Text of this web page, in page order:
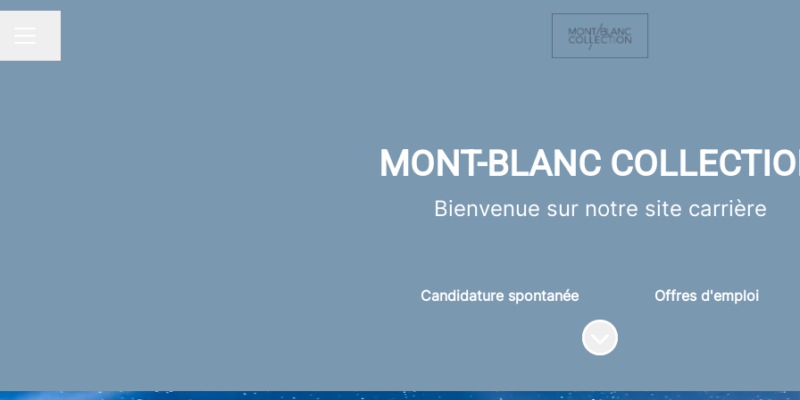
MONT-BLANC
Bienvenue sur notre site carrière
Candidature spontanée
Offres d'emploi
Faire défiler jusqu'au contenu